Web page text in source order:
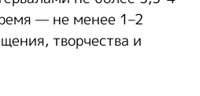
— не менее 1–2
творчества и